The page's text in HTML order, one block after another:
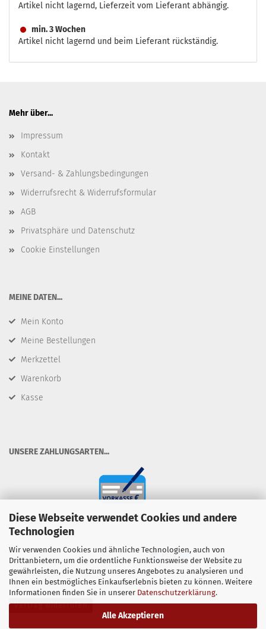
Diese Webseite verwendet Cookies und andere
Technologien
Wir verwenden Cookies und ähnliche Technologien, auch von
Drittanbietern, um die ordentliche Funktionsweise der Website zu
gewährleisten, die Nutzung unseres Angebotes zu analysieren und
Ihnen ein bestmögliches Einkaufserlebnis bieten zu können. Weitere
Informationen finden Sie in unserer Datenschutzerklärung.
Alle Akzeptieren
Artikel nicht lagernd, Lieferzeit vom Lieferant abhängig.
min. 3 Wochen
Artikel nicht lagernd und beim Lieferant rückständig.
Mehr über...
Impressum
Kontakt
Versand- & Zahlungsbedingungen
Widerrufsrecht & Widerrufsformular
AGB
Privatsphäre und Datenschutz
Cookie Einstellungen
​MEINE DATEN...
Mein Konto
Meine Bestellungen
Merkzettel
Warenkorb
Kasse
​UNSERE ZAHLUNGSARTEN...
Vertrag widerrufen